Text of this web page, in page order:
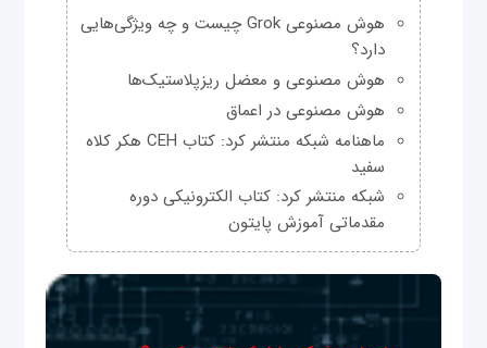
هوش مصنوعی Grok چیست و چه ویژگی‌هایی
دارد؟
هوش مصنوعی و معضل ریزپلاستیک‌ها
هوش مصنوعی در اعماق
ماهنامه شبکه منتشر کرد: کتاب CEH هکر کلاه
سفید
شبکه منتشر کرد: کتاب الکترونیکی دوره
مقدماتی آموزش پایتون